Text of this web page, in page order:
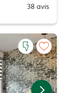
38 avis